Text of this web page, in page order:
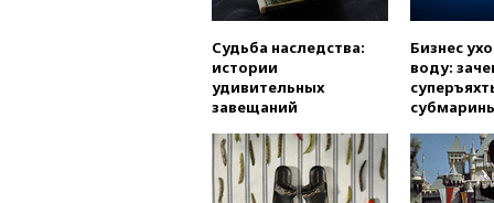
Судьба наследства:
истории
удивительных
завещаний
Бизнес
воду: